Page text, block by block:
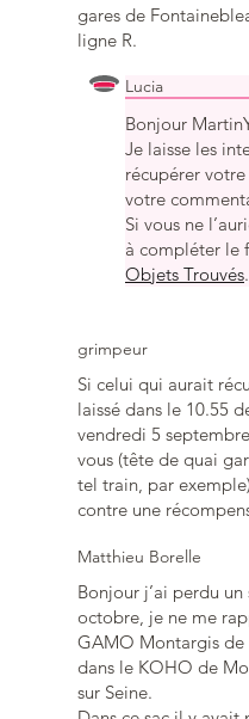
gares de
ligne R.
Lucia
Bonjour
Je laisse les
récupérer
votre
Si vous ne
à compléter le
Objets Trouvés.
grimpeur
Si celui qui aurait
laissé dans le 10.55
vendredi 5
vous (tête de quai
tel train, par
contre une
Matthieu Borelle
Bonjour j’ai perdu
octobre, je ne me
GAMO Montargis de
dans le KOHO de
sur Seine.